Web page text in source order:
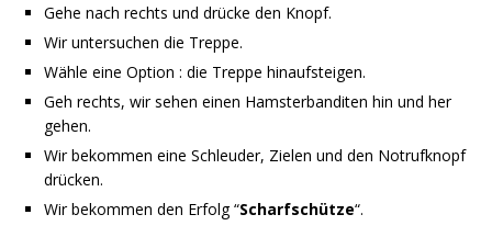
Gehe nach rechts und drücke den Knopf.
Wir untersuchen die Treppe.
Wähle eine Option : die Treppe hinaufsteigen.
Geh rechts, wir sehen einen Hamsterbanditen hin und her
gehen.
Wir bekommen eine Schleuder, Zielen und den Notrufknopf
drücken.
Wir bekommen den Erfolg “Scharfschütze“.